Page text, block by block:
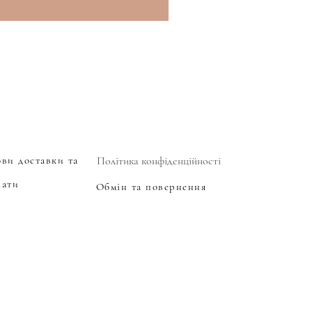
доставки та
Політика конфіденційності
Обмін та повернення